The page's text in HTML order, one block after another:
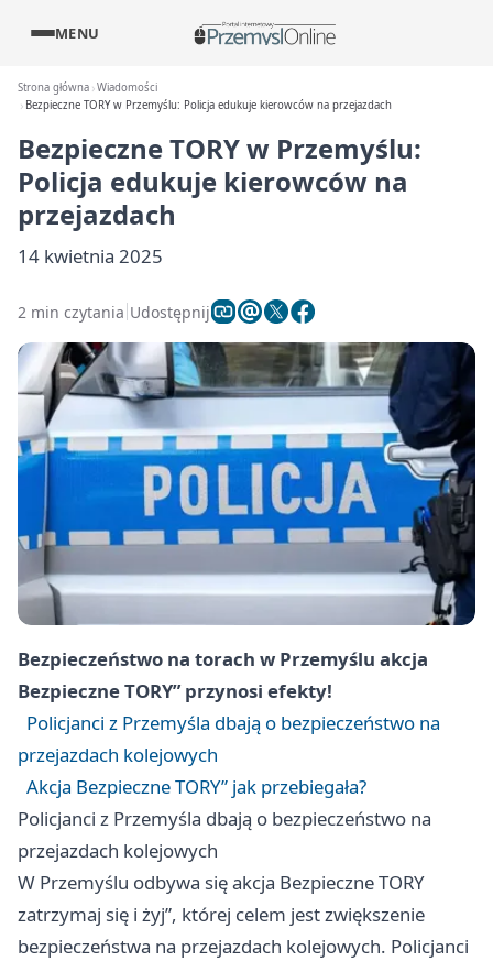
MENU
Strona główna Wiadomości
Bezpieczne TORY w Przemyślu: Policja edukuje kierowców na przejazdach
Bezpieczne TORY w Przemyślu:
Policja edukuje kierowców na
przejazdach
14 kwietnia 2025
2 min czytania Udostępnij
Bezpieczeństwo na torach w Przemyślu akcja
Bezpieczne TORY” przynosi efekty!
Policjanci z Przemyśla dbają o bezpieczeństwo na
przejazdach kolejowych
Akcja Bezpieczne TORY” jak przebiegała?
Policjanci z Przemyśla dbają o bezpieczeństwo na
przejazdach kolejowych
W Przemyślu odbywa się akcja Bezpieczne TORY
zatrzymaj się i żyj”, której celem jest zwiększenie
bezpieczeństwa na przejazdach kolejowych. Policjanci